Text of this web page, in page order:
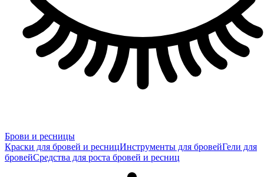
Брови и ресницы
Краски для бровей и ресницИнструменты для бровейГели для
бровейСредства для роста бровей и ресниц